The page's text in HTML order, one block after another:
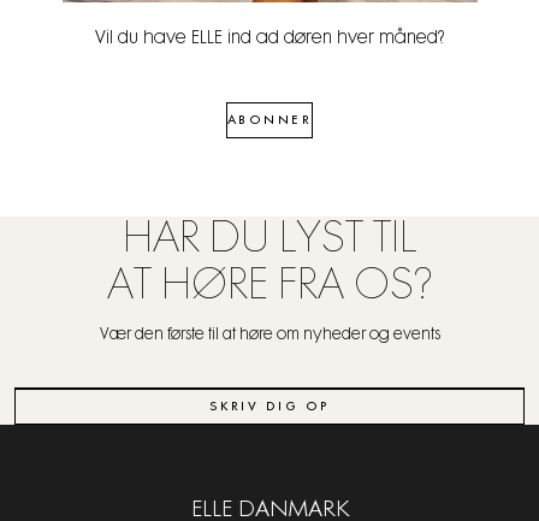
Vil du have ELLE ind ad døren hver måned?
ABONNER
HAR DU LYST TIL
AT HØRE FRA OS?
Vær den første til at høre om nyheder og events
SKRIV DIG OP
ELLE DANMARK